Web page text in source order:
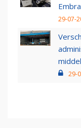
29-07-
29-